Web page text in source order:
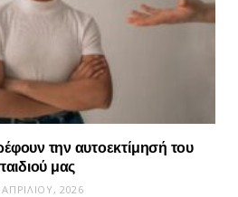
την αυτοεκτίμησή του
μας
ΑΠΡΙΛΊΟΥ, 2026